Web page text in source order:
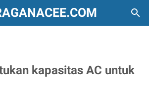
kapasitas AC untuk